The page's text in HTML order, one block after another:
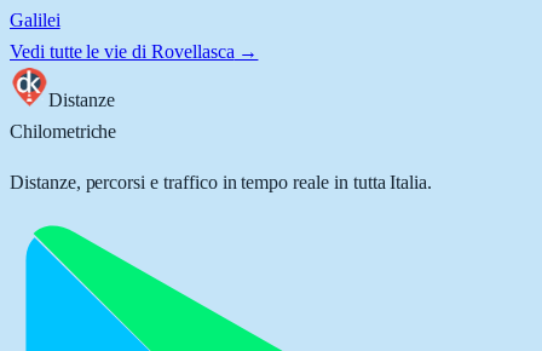
Galilei
Vedi tutte le vie di Rovellasca →
Distanze
Chilometriche
Distanze, percorsi e traffico in tempo reale in tutta Italia.